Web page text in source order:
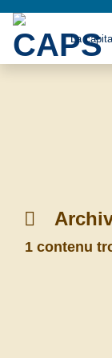
La
1 contenu